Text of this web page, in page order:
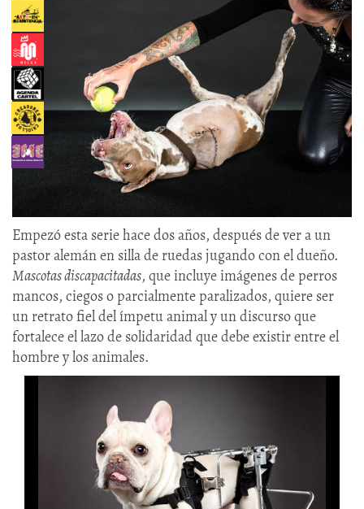
Empezó esta serie hace dos años, después de ver a un
pastor alemán en silla de ruedas jugando con el dueño.
Mascotas discapacitadas, que incluye imágenes de perros
mancos, ciegos o parcialmente paralizados, quiere ser
un retrato fiel del ímpetu animal y un discurso que
fortalece el lazo de solidaridad que debe existir entre el
hombre y los animales.